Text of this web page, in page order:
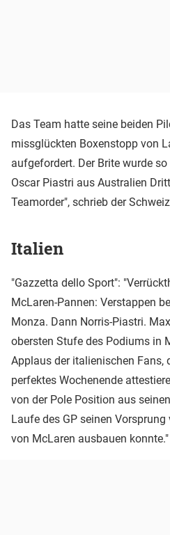
Das Team hatte seine beiden
missglückten Boxenstopp von
aufgefordert. Der Brite wurde
Oscar Piastri aus Australien
Teamorder", schrieb der
Italien
"Gazzetta dello Sport":
McLaren-Pannen: Verstappen
Monza. Dann Norris-Piastri.
obersten Stufe des Podiums in
Applaus der italienischen Fans,
perfektes Wochenende
von der Pole Position aus
Laufe des GP seinen
von McLaren ausbauen konnte."